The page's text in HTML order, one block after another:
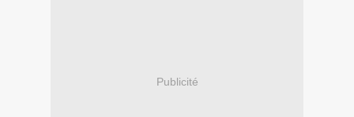
Publicité